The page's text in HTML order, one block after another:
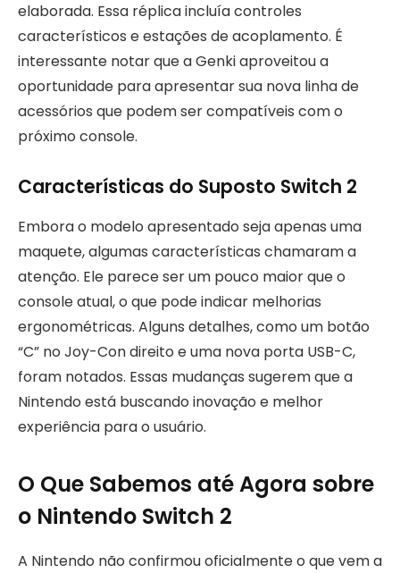
elaborada. Essa réplica incluía controles
característicos e estações de acoplamento. É
interessante notar que a Genki aproveitou a
oportunidade para apresentar sua nova linha de
acessórios que podem ser compatíveis com o
próximo console.
Características do Suposto Switch 2
Embora o modelo apresentado seja apenas uma
maquete, algumas características chamaram a
atenção. Ele parece ser um pouco maior que o
console atual, o que pode indicar melhorias
ergonométricas. Alguns detalhes, como um botão
“C” no Joy-Con direito e uma nova porta USB-C,
foram notados. Essas mudanças sugerem que a
Nintendo está buscando inovação e melhor
experiência para o usuário.
O Que Sabemos até Agora sobre
o Nintendo Switch 2
A Nintendo não confirmou oficialmente o que vem a